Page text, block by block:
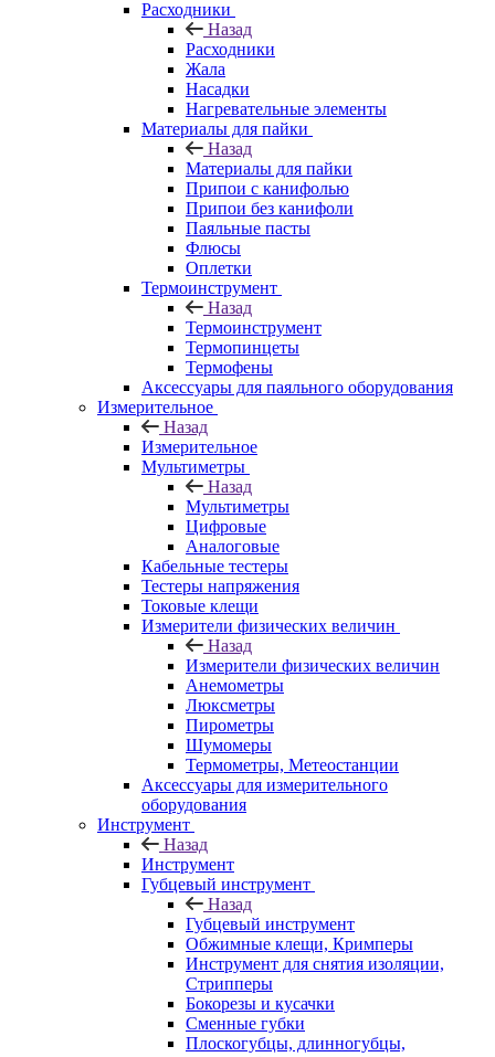
Расходники
Назад
Расходники
Жала
Насадки
Нагревательные элементы
Материалы для пайки
Назад
Материалы для пайки
Припои с канифолью
Припои без канифоли
Паяльные пасты
Флюсы
Оплетки
Термоинструмент
Назад
Термоинструмент
Термопинцеты
Термофены
Аксессуары для паяльного оборудования
Измерительное
Назад
Измерительное
Мультиметры
Назад
Мультиметры
Цифровые
Аналоговые
Кабельные тестеры
Тестеры напряжения
Токовые клещи
Измерители физических величин
Назад
Измерители физических величин
Анемометры
Люксметры
Пирометры
Шумомеры
Термометры, Метеостанции
Аксессуары для измерительного
оборудования
Инструмент
Назад
Инструмент
Губцевый инструмент
Назад
Губцевый инструмент
Обжимные клещи, Кримперы
Инструмент для снятия изоляции,
Стрипперы
Бокорезы и кусачки
Сменные губки
Плоскогубцы, длинногубцы,